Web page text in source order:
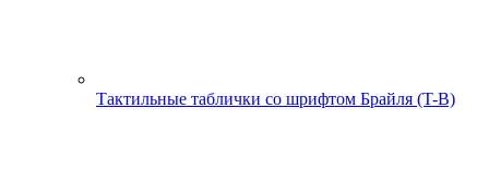
Тактильные таблички со шрифтом Брайля (T-B)